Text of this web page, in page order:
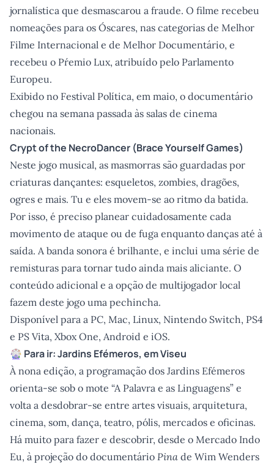
jornalística que desmascarou a fraude. O filme recebeu
nomeações para os Óscares, nas categorias de Melhor
Filme Internacional e de Melhor Documentário, e
recebeu o Pŕemio Lux, atribuído pelo Parlamento
Europeu.
Exibido no Festival Política, em maio, o documentário
chegou na semana passada às salas de cinema
nacionais.
Crypt of the NecroDancer (Brace Yourself Games)
Neste jogo musical, as masmorras são guardadas por
criaturas dançantes: esqueletos, zombies, dragões,
ogres e mais. Tu e eles movem-se ao ritmo da batida.
Por isso, é preciso planear cuidadosamente cada
movimento de ataque ou de fuga enquanto danças até à
saída. A banda sonora é brilhante, e inclui uma série de
remisturas para tornar tudo ainda mais aliciante. O
conteúdo adicional e a opção de multijogador local
fazem deste jogo uma pechincha.
Disponível para a PC, Mac, Linux, Nintendo Switch, PS4
e PS Vita, Xbox One, Android e iOS.
🎡 Para ir: Jardins Efémeros, em Viseu
À nona edição, a programação dos Jardins Efémeros
orienta-se sob o mote “A Palavra e as Linguagens” e
volta a desdobrar-se entre artes visuais, arquitetura,
cinema, som, dança, teatro, pólis, mercados e oficinas.
Há muito para fazer e descobrir, desde o Mercado Indo
Eu, à projeção do documentário Pina de Wim Wenders